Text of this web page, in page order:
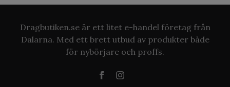
Dragbutiken.se är ett litet e-handel företag från
Dalarna. Med ett brett utbud av produkter både
för nybörjare och proffs.